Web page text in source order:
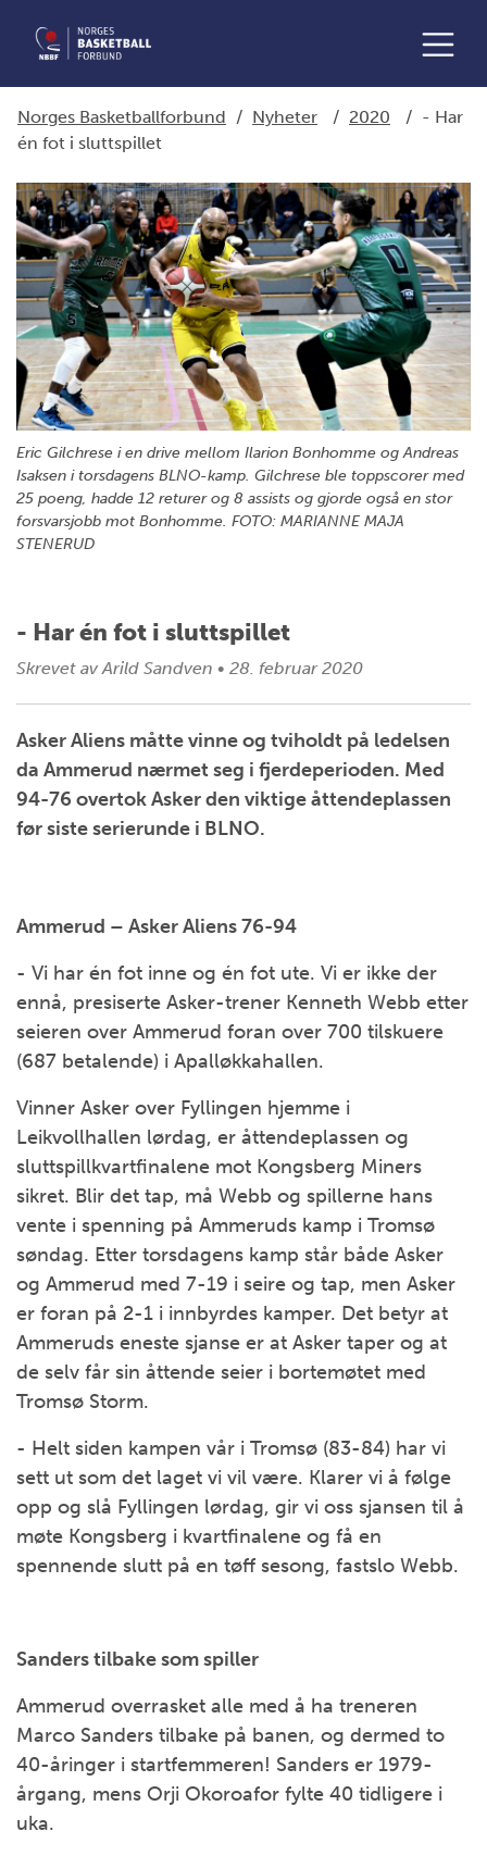
Norges Basketballforbund / Nyheter / 2020 / - Har
én fot i sluttspillet
Eric Gilchrese i en drive mellom Ilarion Bonhomme og Andreas
Isaksen i torsdagens BLNO-kamp. Gilchrese ble toppscorer med
25 poeng, hadde 12 returer og 8 assists og gjorde også en stor
forsvarsjobb mot Bonhomme. FOTO: MARIANNE MAJA
STENERUD
- Har én fot i sluttspillet
Skrevet av Arild Sandven • 28. februar 2020
Asker Aliens måtte vinne og tviholdt på ledelsen
da Ammerud nærmet seg i fjerdeperioden. Med
94-76 overtok Asker den viktige åttendeplassen
før siste serierunde i BLNO.
Ammerud – Asker Aliens 76-94
- Vi har én fot inne og én fot ute. Vi er ikke der
ennå, presiserte Asker-trener Kenneth Webb etter
seieren over Ammerud foran over 700 tilskuere
(687 betalende) i Apalløkkahallen.
Vinner Asker over Fyllingen hjemme i
Leikvollhallen lørdag, er åttendeplassen og
sluttspillkvartfinalene mot Kongsberg Miners
sikret. Blir det tap, må Webb og spillerne hans
vente i spenning på Ammeruds kamp i Tromsø
søndag. Etter torsdagens kamp står både Asker
og Ammerud med 7-19 i seire og tap, men Asker
er foran på 2-1 i innbyrdes kamper. Det betyr at
Ammeruds eneste sjanse er at Asker taper og at
de selv får sin åttende seier i bortemøtet med
Tromsø Storm.
- Helt siden kampen vår i Tromsø (83-84) har vi
sett ut som det laget vi vil være. Klarer vi å følge
opp og slå Fyllingen lørdag, gir vi oss sjansen til å
møte Kongsberg i kvartfinalene og få en
spennende slutt på en tøff sesong, fastslo Webb.
Sanders tilbake som spiller
Ammerud overrasket alle med å ha treneren
Marco Sanders tilbake på banen, og dermed to
40-åringer i startfemmeren! Sanders er 1979-
årgang, mens Orji Okoroafor fylte 40 tidligere i
uka.